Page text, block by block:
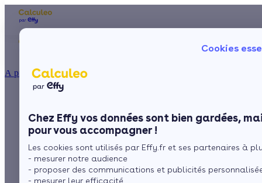
Cookies
Chez Effy vos données sont bien gardées,
pour vous accompagner !
Les cookies sont utilisés par Effy.fr et ses partenaires à
- mesurer notre audience
- proposer des communications et publicités
- mesurer leur efficacité
À propos
Ma Prime Rénov'
Le chèque énergie
La TVA réduite
L'éco-prêt à taux zéro
Trouver mes aides
Nos conseils
Sol
Fenêtres
Tout savoir sur la
pompe à chaleur
basse température